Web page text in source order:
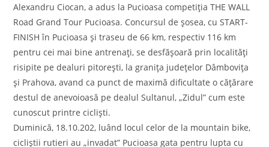
Alexandru Ciocan, a adus la Pucioasa competiția THE WALL
Road Grand Tour Pucioasa. Concursul de șosea, cu START-
FINISH în Pucioasa și traseu de 66 km, respectiv 116 km
pentru cei mai bine antrenați, se desfășoară prin localități
risipite pe dealuri pitorești, la granița județelor Dâmbovița
și Prahova, avand ca punct de maximă dificultate o cățărare
destul de anevoioasă pe dealul Sultanul, „Zidul” cum este
cunoscut printre cicliști.
Duminică, 18.10.202, luând locul celor de la mountain bike,
cicliștii rutieri au „invadat” Pucioasa gata pentru lupta cu